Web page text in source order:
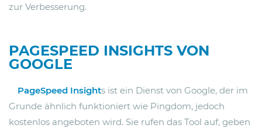
zur Verbesserung.
PAGESPEED INSIGHTS VON
GOOGLE
PageSpeed Insights ist ein Dienst von Google, der im
Grunde ähnlich funktioniert wie Pingdom, jedoch
kostenlos angeboten wird. Sie rufen das Tool auf, geben